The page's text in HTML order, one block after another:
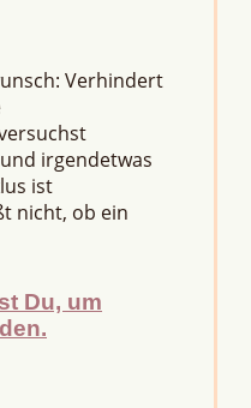
Verhindert
irgendetwas
ist
nicht, ob ein
Du, um